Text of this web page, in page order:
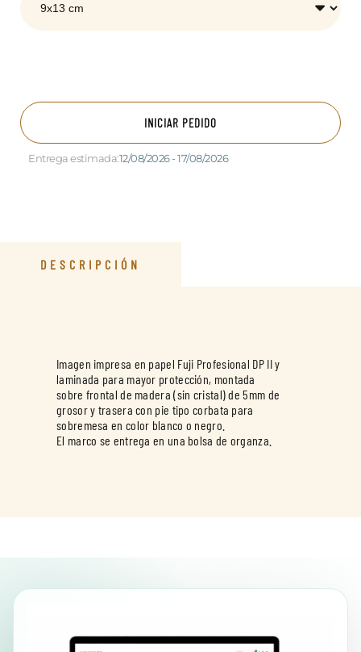
INICIAR PEDIDO
Entrega estimada:12/08/2026 - 17/08/2026
DESCRIPCIÓN
Imagen impresa en papel Fuji Profesional DP II y
laminada para mayor protección, montada
sobre frontal de madera (sin cristal) de 5mm de
grosor y trasera con pie tipo corbata para
sobremesa en color blanco o negro.
El marco se entrega en una bolsa de organza.